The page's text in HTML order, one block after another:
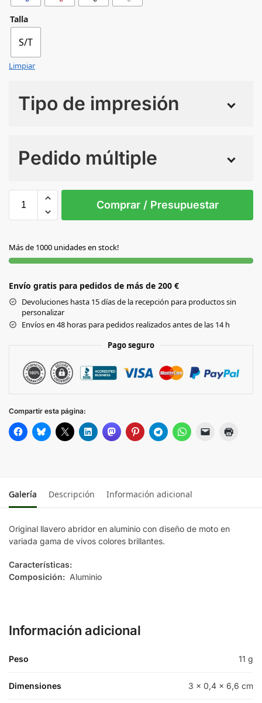
Talla
S/T
Limpiar
Tipo de impresión
Pedido múltiple
S/T
NEGRO
PLATEADO
ROJO
Comprar / Presupuestar
Más de 1000 unidades en stock!
Envío gratis para pedidos de más de 200 €
Devoluciones hasta 15 días de la recepción para productos sin
personalizar
Envíos en 48 horas para pedidos realizados antes de las 14 h
Pago seguro
Compartir esta página:
Galería Descripción Información adicional
Original llavero abridor en aluminio con diseño de moto en
variada gama de vivos colores brillantes.
Características:
Composición: Aluminio
Información adicional
Peso 11 g
Dimensiones 3 × 0,4 × 6,6 cm